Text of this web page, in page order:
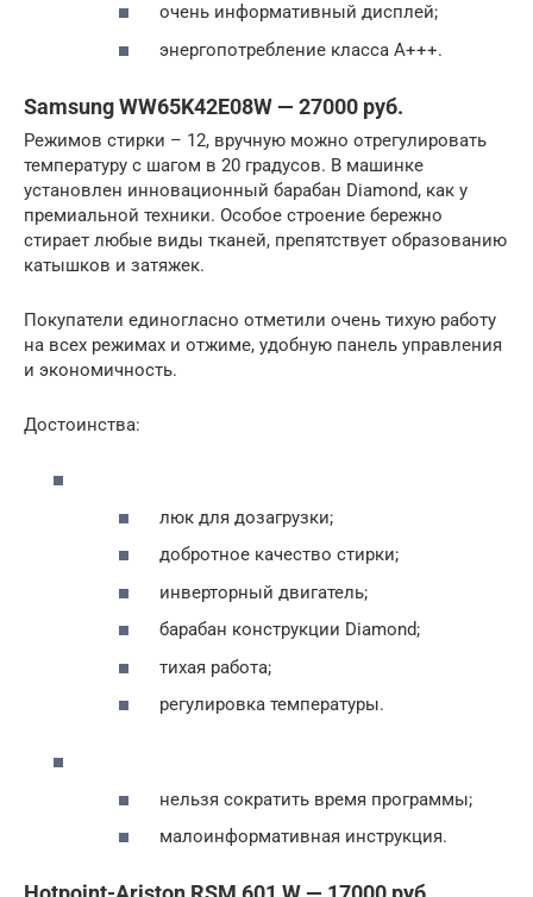
очень информативный дисплей;
энергопотребление класса А+++.
Samsung WW65K42E08W — 27000 руб.
Режимов стирки – 12, вручную можно отрегулировать
температуру с шагом в 20 градусов. В машинке
установлен инновационный барабан Diamond, как у
премиальной техники. Особое строение бережно
стирает любые виды тканей, препятствует образованию
катышков и затяжек.
Покупатели единогласно отметили очень тихую работу
на всех режимах и отжиме, удобную панель управления
и экономичность.
Достоинства:
люк для дозагрузки;
добротное качество стирки;
инверторный двигатель;
барабан конструкции Diamond;
тихая работа;
регулировка температуры.
нельзя сократить время программы;
малоинформативная инструкция.